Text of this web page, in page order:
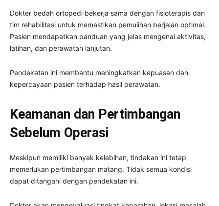
Dokter bedah ortopedi bekerja sama dengan fisioterapis dan
tim rehabilitasi untuk memastikan pemulihan berjalan optimal.
Pasien mendapatkan panduan yang jelas mengenai aktivitas,
latihan, dan perawatan lanjutan.
Pendekatan ini membantu meningkatkan kepuasan dan
kepercayaan pasien terhadap hasil perawatan.
Keamanan dan Pertimbangan
Sebelum Operasi
Meskipun memiliki banyak kelebihan, tindakan ini tetap
memerlukan pertimbangan matang. Tidak semua kondisi
dapat ditangani dengan pendekatan ini.